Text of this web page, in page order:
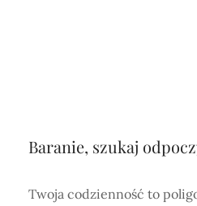
Baranie, szukaj
Twoja codzienność to